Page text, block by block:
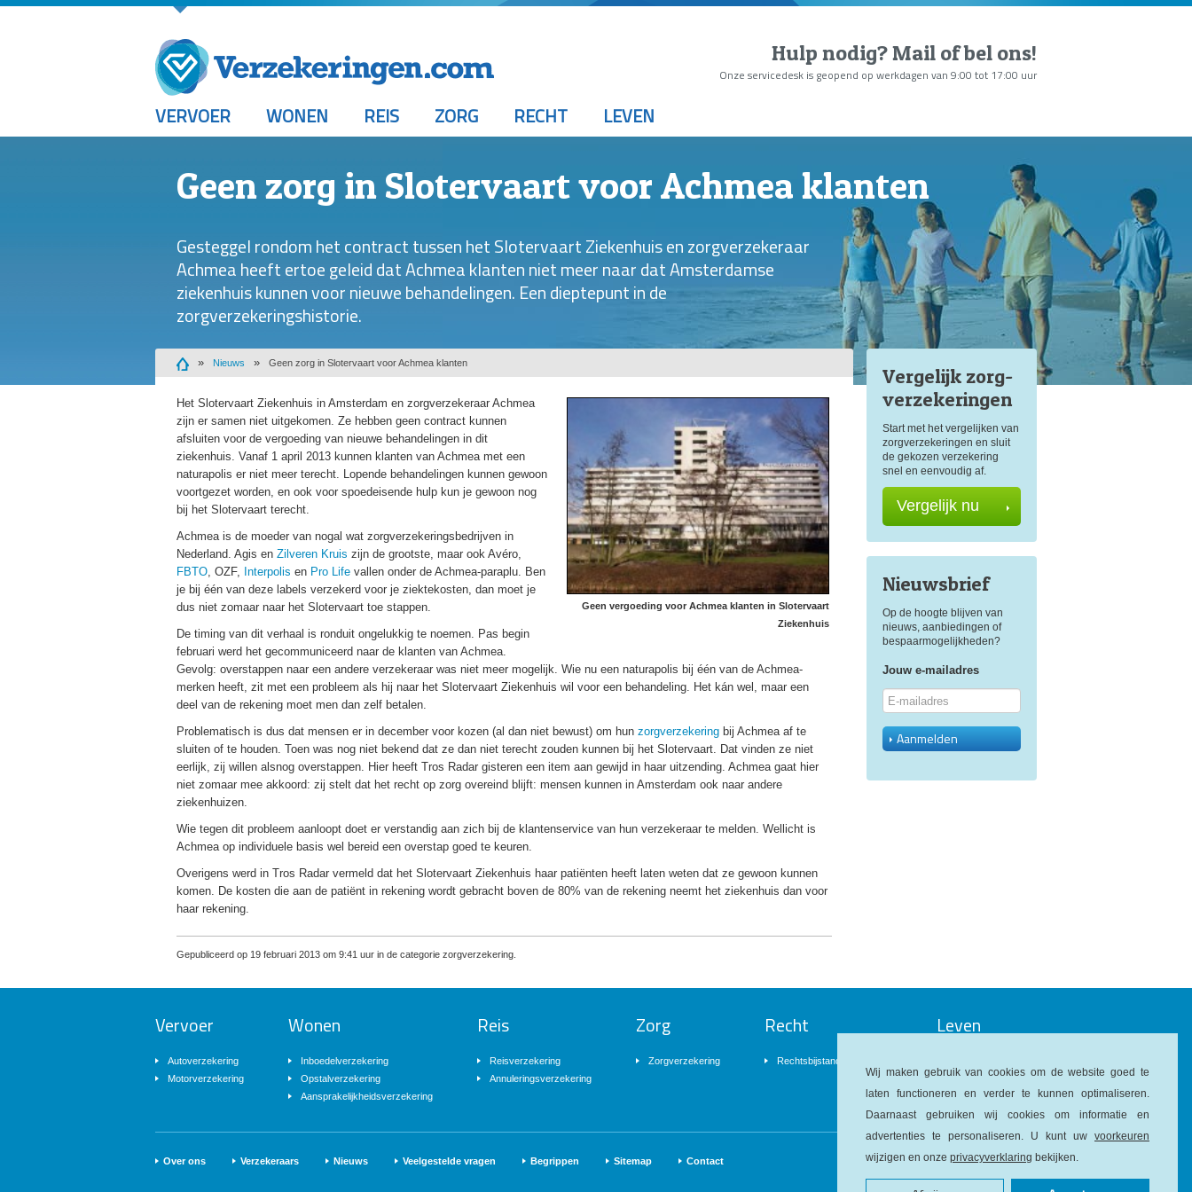
Wij maken gebruik van cookies om de website goed te
laten functioneren en verder te kunnen optimaliseren.
Daarnaast gebruiken wij cookies om informatie en
advertenties te personaliseren. U kunt uw voorkeuren
wijzigen en onze privacyverklaring bekijken.
Hulp nodig?Mail of bel ons!
Onze servicedesk is geopend op werkdagen van 9:00 tot 17:00 uur
VERVOER WONEN REIS ZORG RECHT LEVEN
Geen zorg in Slotervaart voor Achmea klanten
Gesteggel rondom het contract tussen het Slotervaart Ziekenhuis en zorgverzekeraar
Achmea heeft ertoe geleid dat Achmea klanten niet meer naar dat Amsterdamse
ziekenhuis kunnen voor nieuwe behandelingen. Een dieptepunt in de
zorgverzekeringshistorie.
Nieuws Geen zorg in Slotervaart voor Achmea klanten
Geen vergoeding voor Achmea klanten in Slotervaart
Ziekenhuis
Het Slotervaart Ziekenhuis in Amsterdam en zorgverzekeraar Achmea
zijn er samen niet uitgekomen. Ze hebben geen contract kunnen
afsluiten voor de vergoeding van nieuwe behandelingen in dit
ziekenhuis. Vanaf 1 april 2013 kunnen klanten van Achmea met een
naturapolis er niet meer terecht. Lopende behandelingen kunnen gewoon
voortgezet worden, en ook voor spoedeisende hulp kun je gewoon nog
bij het Slotervaart terecht.
Achmea is de moeder van nogal wat zorgverzekeringsbedrijven in
Nederland. Agis en Zilveren Kruis zijn de grootste, maar ook Avéro,
FBTO, OZF, Interpolis en Pro Life vallen onder de Achmea-paraplu. Ben
je bij één van deze labels verzekerd voor je ziektekosten, dan moet je
dus niet zomaar naar het Slotervaart toe stappen.
De timing van dit verhaal is ronduit ongelukkig te noemen. Pas begin
februari werd het gecommuniceerd naar de klanten van Achmea.
Gevolg: overstappen naar een andere verzekeraar was niet meer mogelijk. Wie nu een naturapolis bij één van de Achmea-
merken heeft, zit met een probleem als hij naar het Slotervaart Ziekenhuis wil voor een behandeling. Het kán wel, maar een
deel van de rekening moet men dan zelf betalen.
Problematisch is dus dat mensen er in december voor kozen (al dan niet bewust) om hun zorgverzekering bij Achmea af te
sluiten of te houden. Toen was nog niet bekend dat ze dan niet terecht zouden kunnen bij het Slotervaart. Dat vinden ze niet
eerlijk, zij willen alsnog overstappen. Hier heeft Tros Radar gisteren een item aan gewijd in haar uitzending. Achmea gaat hier
niet zomaar mee akkoord: zij stelt dat het recht op zorg overeind blijft: mensen kunnen in Amsterdam ook naar andere
ziekenhuizen.
Wie tegen dit probleem aanloopt doet er verstandig aan zich bij de klantenservice van hun verzekeraar te melden. Wellicht is
Achmea op individuele basis wel bereid een overstap goed te keuren.
Overigens werd in Tros Radar vermeld dat het Slotervaart Ziekenhuis haar patiënten heeft laten weten dat ze gewoon kunnen
komen. De kosten die aan de patiënt in rekening wordt gebracht boven de 80% van de rekening neemt het ziekenhuis dan voor
haar rekening.
Gepubliceerd op 19 februari 2013 om 9:41 uur in de categorie zorgverzekering.
Vergelijk zorg-
verzekeringen
Start met het vergelijken van
zorgverzekeringen en sluit
de gekozen verzekering
snel en eenvoudig af.
Vergelijk nu
Nieuwsbrief
Op de hoogte blijven van
nieuws, aanbiedingen of
bespaarmogelijkheden?
Jouw e-mailadres
Aanmelden
Vervoer
Autoverzekering
Motorverzekering
Wonen
Inboedelverzekering
Opstalverzekering
Aansprakelijkheidsverzekering
Reis
Reisverzekering
Annuleringsverzekering
Zorg
Zorgverzekering
Recht
Rechtsbijstandverzekering
Leven
Over ons Verzekeraars Nieuws Veelgestelde vragen Begrippen Sitemap Contact Vind ons op: